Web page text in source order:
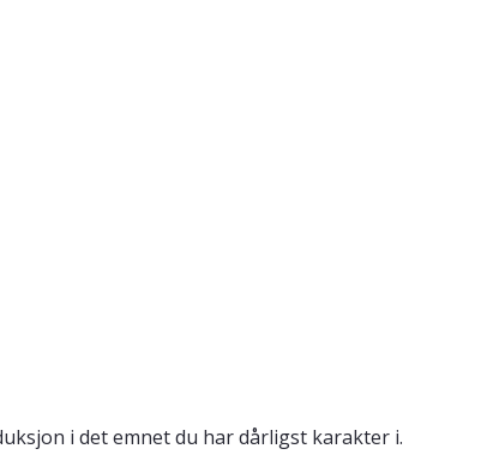
i det emnet du har dårligst karakter i.